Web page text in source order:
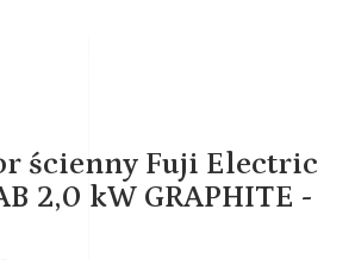
ścienny Fuji Electric
2,0 kW GRAPHITE -